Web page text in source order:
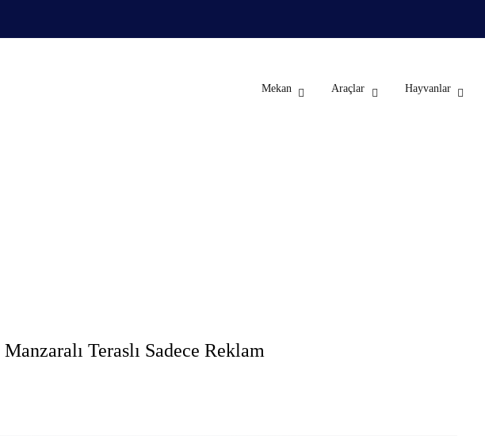
Mekan Araçlar Hayvanlar
Teraslı Sadece Reklam